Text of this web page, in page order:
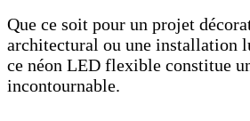
Que ce soit pour un projet
architectural ou une installation
ce néon LED flexible constitue
incontournable.